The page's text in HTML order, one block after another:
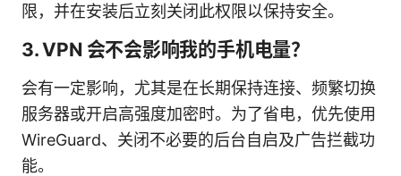
限，并在安装后立刻关闭此权限以保持安全。
3. VPN 会不会影响我的手机电量？
会有一定影响，尤其是在长期保持连接、频繁切换
服务器或开启高强度加密时。为了省电，优先使用
WireGuard、关闭不必要的后台自启及广告拦截功
能。